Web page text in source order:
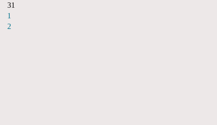
31
1
2